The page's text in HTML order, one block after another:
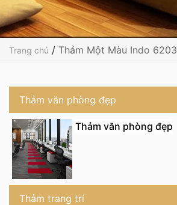
Trang chủ / Thảm Một Màu Indo 6203
Thảm văn phòng đẹp
Thảm văn phòng đẹp
Thảm trang trí